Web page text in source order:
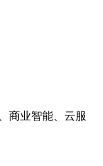
商业智能、云服